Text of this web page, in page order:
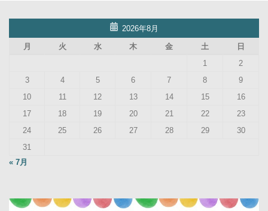
2026年8月
月
火 水 木 金 土
日
1
2
3
4 5 6 7 8
9
10
11 12 13 14 15
16
17
18 19 20 21 22
23
24
25 26 27 28 29
30
31
« 7月